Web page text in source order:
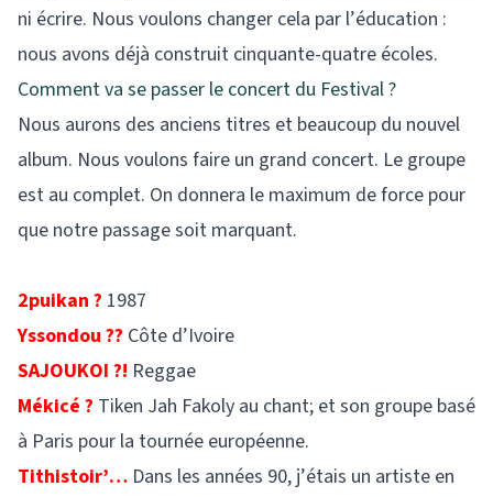
ni écrire. Nous voulons changer cela par l’éducation :
nous avons déjà construit cinquante-quatre écoles.
Comment va se passer le concert du Festival ?
Nous aurons des anciens titres et beaucoup du nouvel
album. Nous voulons faire un grand concert. Le groupe
est au complet. On donnera le maximum de force pour
que notre passage soit marquant.
2puikan ? 1987
Yssondou ?? Côte d’Ivoire
SAJOUKOI ?! Reggae
Mékicé ? Tiken Jah Fakoly au chant; et son groupe basé
à Paris pour la tournée européenne.
Tithistoir’… Dans les années 90, j’étais un artiste en